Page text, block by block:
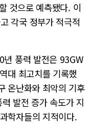
것으로 예측됐다. 이
각국 정부가 적극적
풍력 발전은 93GW
대 최고치를 기록했
온난화와 최악의 기후
발전 증가 속도가 지
학자들의 지적이다.